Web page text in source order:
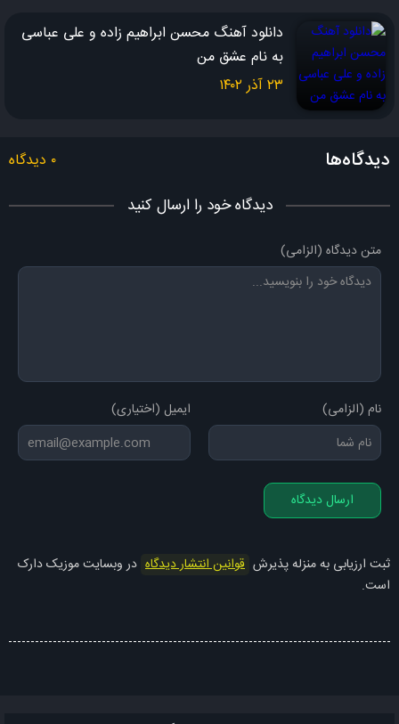
دﻟﻢ می‌خواد ﺑﺎ ﺗﻮ ﺑﺮم
علی بیات
دانلود آهنگ محسن ابراهیم زاده و علی عباسی
به نام عشق من
۲۳ آذر ۱۴۰۲
دیدگاه‌ها ۰ دیدگاه
دیدگاه خود را ارسال کنید
متن دیدگاه (الزامی)
نام (الزامی) ایمیل (اختیاری)
ارسال دیدگاه
ثبت ارزیابی به منزله پذیرش قوانین انتشار دیدگاه در وبسایت موزیک دارک
است.